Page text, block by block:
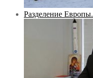
Разделение